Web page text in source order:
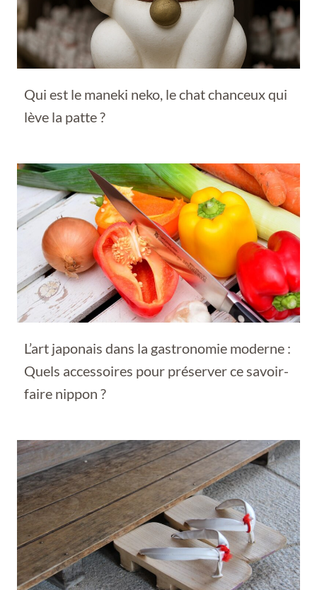
Qui est le maneki neko, le chat chanceux qui
lève la patte ?
L’art japonais dans la gastronomie moderne :
Quels accessoires pour préserver ce savoir-
faire nippon ?